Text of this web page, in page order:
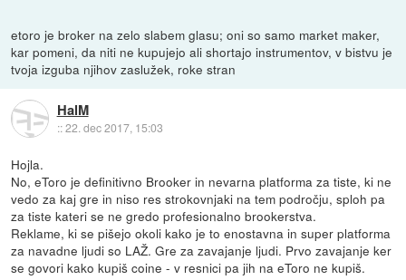
etoro je broker na zelo slabem glasu; oni so samo market maker,
kar pomeni, da niti ne kupujejo ali shortajo instrumentov, v bistvu je
tvoja izguba njihov zaslužek, roke stran
HalM
::22. dec 2017, 15:03
Hojla.
No, eToro je definitivno Brooker in nevarna platforma za tiste, ki ne
vedo za kaj gre in niso res strokovnjaki na tem področju, sploh pa
za tiste kateri se ne gredo profesionalno brookerstva.
Reklame, ki se pišejo okoli kako je to enostavna in super platforma
za navadne ljudi so LAŽ. Gre za zavajanje ljudi. Prvo zavajanje ker
se govori kako kupiš coine - v resnici pa jih na eToro ne kupiš.